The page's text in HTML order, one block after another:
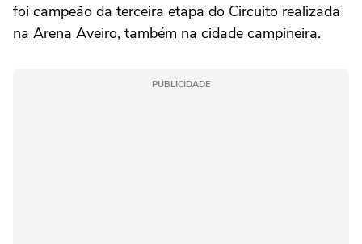
foi campeão da terceira etapa do Circuito realizada
na Arena Aveiro, também na cidade campineira.
PUBLICIDADE